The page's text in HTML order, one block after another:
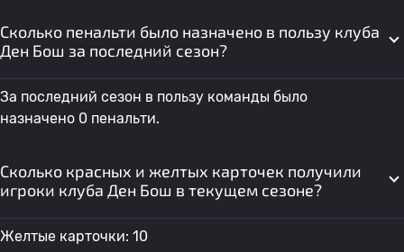
Сколько пенальти было назначено в пользу клуба
Ден Бош за последний сезон?
За последний сезон в пользу команды было
назначено 0 пенальти.
Сколько красных и желтых карточек получили
игроки клуба Ден Бош в текущем сезоне?
Желтые карточки: 10